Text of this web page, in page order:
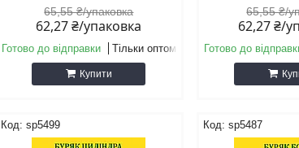
65,55 ₴/упаковка
62,27 ₴/упаковка
Готово до відправки Тільки оптом
Купити
65,55 ₴/
62,27 ₴/
Готово до
sp5499 sp5487